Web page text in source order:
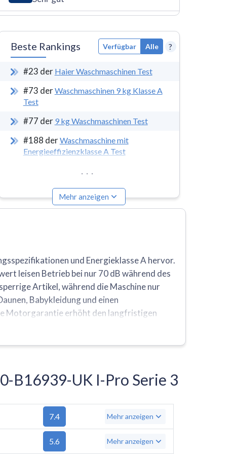
Beste Rankings Verfügbar Alle ?
#23 der Haier Waschmaschinen Test
#73 derWaschmaschinen 9 kg Klasse A
Test
#77 der 9 kg Waschmaschinen Test
#188 derWaschmaschine mit
Energieeffizienzklasse A Test
...
Mehr anzeigen
und Energieklasse A hervor.
leisen Betrieb bei nur 70 dB während des
Artikel, während die Maschine nur
Babykleidung und einen
Motorgarantie erhöht den langfristigen
an, und es fehlen mehrere
B16939-UK I-Pro Serie 3
7.4 Mehr anzeigen
5.6 Mehr anzeigen